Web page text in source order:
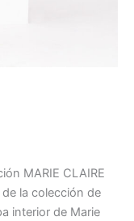
MARIE CLAIRE
la colección de
interior de Marie